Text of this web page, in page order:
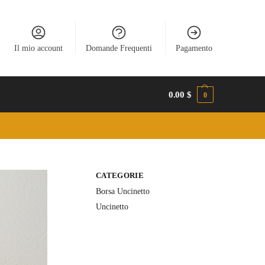
Il mio account Domande Frequenti Pagamento
0.00$ 0
CATEGORIE
Borsa Uncinetto
Uncinetto